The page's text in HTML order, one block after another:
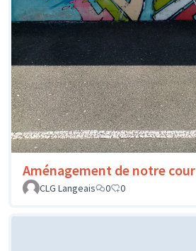
Aménagement de notre cour
CLG Langeais
0 0